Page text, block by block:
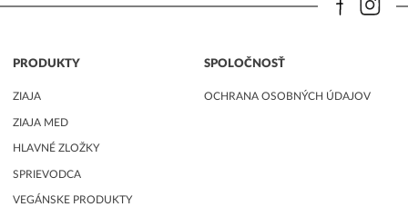
PRODUKTY
ZIAJA
ZIAJA MED
HLAVNÉ ZLOŽKY
SPRIEVODCA
VEGÁNSKE PRODUKTY
SPOLOČNOSŤ
OCHRANA OSOBNÝCH ÚDAJOV